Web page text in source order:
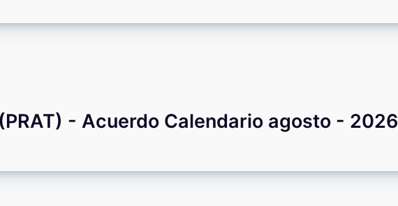
(PRAT) - Acuerdo Calendario agosto - 2026